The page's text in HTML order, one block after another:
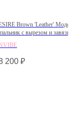
Brown 'Leather'
с вырезом и завязкой
200 ₽